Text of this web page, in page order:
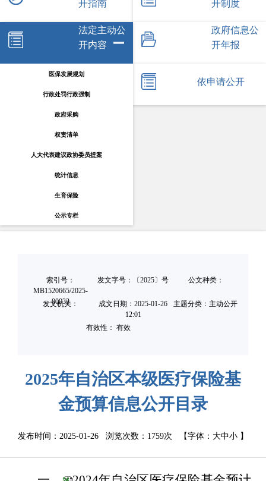
开指南
开制度
法定主动公
开内容
医保发展规划
行政处罚行政强制
政府采购
权责清单
人大代表建议政协委员提案
统计信息
生育保险
公示专栏
政府信息公
开年报
依申请公开
索引号：
MB1520665/2025-
00033
发文字号：〔2025〕号 公文种类：
发文机关： 成文日期： 2025-01-26
12:01
主题分类：主动公开
有效性： 有效
2025年自治区本级医疗保险基
金预算信息公开目录
发布时间：2025-01-26 浏览次数： 1759次 【字体： 大中小 】